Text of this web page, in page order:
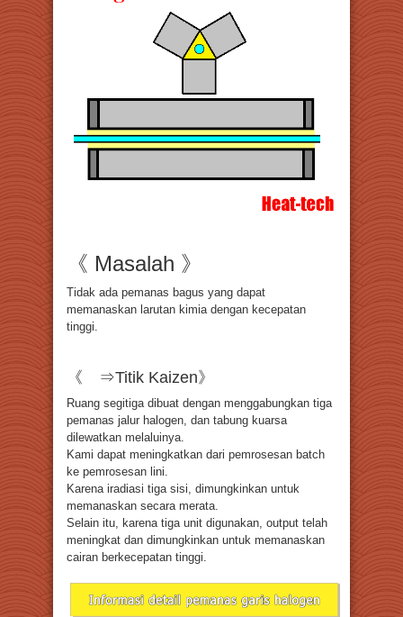
《 Masalah 》
Tidak ada pemanas bagus yang dapat
memanaskan larutan kimia dengan kecepatan
tinggi.
《 ⇒Titik Kaizen》
Ruang segitiga dibuat dengan menggabungkan tiga
pemanas jalur halogen, dan tabung kuarsa
dilewatkan melaluinya.
Kami dapat meningkatkan dari pemrosesan batch
ke pemrosesan lini.
Karena iradiasi tiga sisi, dimungkinkan untuk
memanaskan secara merata.
Selain itu, karena tiga unit digunakan, output telah
meningkat dan dimungkinkan untuk memanaskan
cairan berkecepatan tinggi.